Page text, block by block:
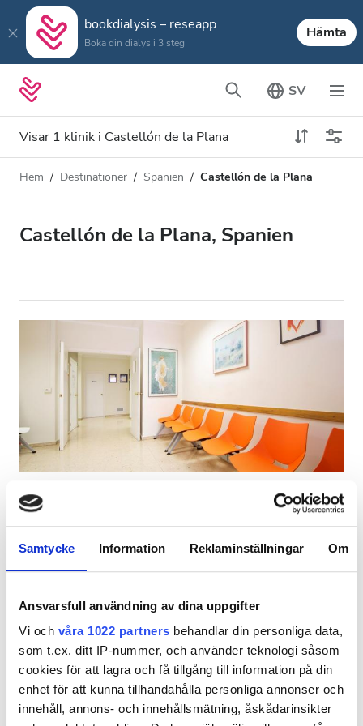
Samtycke Information Reklaminställningar Om
Ansvarsfull användning av dina uppgifter
Vi och våra 1022 partners behandlar din personliga data,
som t.ex. ditt IP-nummer, och använder teknologi såsom
cookies för att lagra och få tillgång till information på din
enhet för att kunna tillhandahålla personliga annonser och
innehåll, annons- och innehållsmätning, åskådarinsikter
bookdialysis – reseapp
Boka din dialys i 3 steg
Hämta
SV
Visar 1 klinik i Castellón de la Plana
Dialystyp
Alla dialyser
Acceptera
Patienter med HIV
Patienter med hepatit B
Patienter med hepatit C
Lokaler
Förfriskningar
Gratis WiFi
TV-skärmar
Gratis överföring
Avstånd
Hem Destinationer Spanien Castellón de la Plana
Castellón de la Plana, Spanien
Diaverum Castellón Dialysis Clinic
Castellón de la Plana, Spanien
1,63 km från stadskärnan
Per behandlingen
HD-dialys 200 €
HDF-dialys 250 €
Reservera